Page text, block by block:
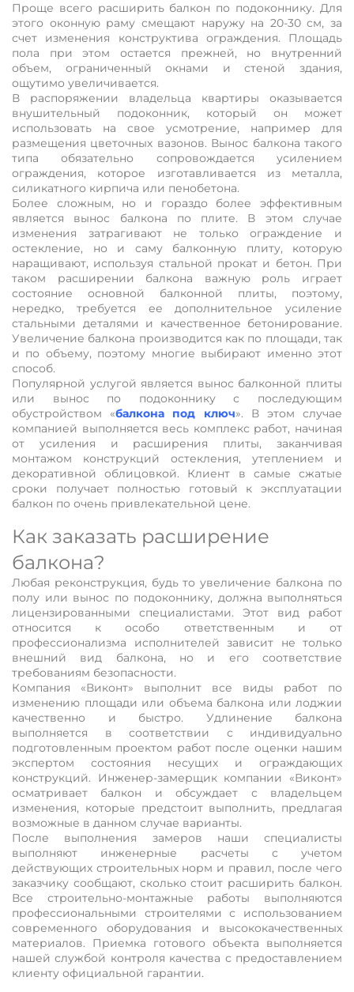
Проще всего расширить балкон по подоконнику. Для
этого оконную раму смещают наружу на 20-30 см, за
счет изменения конструктива ограждения. Площадь
пола при этом остается прежней, но внутренний
объем, ограниченный окнами и стеной здания,
ощутимо увеличивается.
В распоряжении владельца квартиры оказывается
внушительный подоконник, который он может
использовать на свое усмотрение, например для
размещения цветочных вазонов. Вынос балкона такого
типа обязательно сопровождается усилением
ограждения, которое изготавливается из металла,
силикатного кирпича или пенобетона.
Более сложным, но и гораздо более эффективным
является вынос балкона по плите. В этом случае
изменения затрагивают не только ограждение и
остекление, но и саму балконную плиту, которую
наращивают, используя стальной прокат и бетон. При
таком расширении балкона важную роль играет
состояние основной балконной плиты, поэтому,
нередко, требуется ее дополнительное усиление
стальными деталями и качественное бетонирование.
Увеличение балкона производится как по площади, так
и по объему, поэтому многие выбирают именно этот
способ.
Популярной услугой является вынос балконной плиты
или вынос по подоконнику с последующим
обустройством «балкона под ключ». В этом случае
компанией выполняется весь комплекс работ, начиная
от усиления и расширения плиты, заканчивая
монтажом конструкций остекления, утеплением и
декоративной облицовкой. Клиент в самые сжатые
сроки получает полностью готовый к эксплуатации
балкон по очень привлекательной цене.
Как заказать расширение
балкона?
Любая реконструкция, будь то увеличение балкона по
полу или вынос по подоконнику, должна выполняться
лицензированными специалистами. Этот вид работ
относится к особо ответственным и от
профессионализма исполнителей зависит не только
внешний вид балкона, но и его соответствие
требованиям безопасности.
Компания «Виконт» выполнит все виды работ по
изменению площади или объема балкона или лоджии
качественно и быстро. Удлинение балкона
выполняется в соответствии с индивидуально
подготовленным проектом работ после оценки нашим
экспертом состояния несущих и ограждающих
конструкций. Инженер-замерщик компании «Виконт»
осматривает балкон и обсуждает с владельцем
изменения, которые предстоит выполнить, предлагая
возможные в данном случае варианты.
После выполнения замеров наши специалисты
выполняют инженерные расчеты с учетом
действующих строительных норм и правил, после чего
заказчику сообщают, сколько стоит расширить балкон.
Все строительно-монтажные работы выполняются
профессиональными строителями с использованием
современного оборудования и высококачественных
материалов. Приемка готового объекта выполняется
нашей службой контроля качества с предоставлением
клиенту официальной гарантии.